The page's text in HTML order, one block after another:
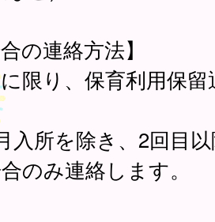
の連絡方法】
限り、保育利用保
入所を除き、2回目
のみ連絡します。